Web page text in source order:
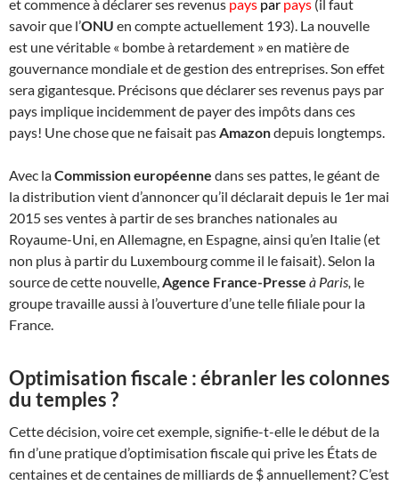
et commence à déclarer ses revenus pays par pays (il faut
savoir que l’ONU en compte actuellement 193). La nouvelle
est une véritable « bombe à retardement » en matière de
gouvernance mondiale et de gestion des entreprises. Son effet
sera gigantesque. Précisons que déclarer ses revenus pays par
pays implique incidemment de payer des impôts dans ces
pays! Une chose que ne faisait pasAmazondepuis longtemps.
Avec laCommission européenne dans ses pattes, le géant de
la distribution vient d’annoncer qu’il déclarait depuis le 1er mai
2015 ses ventes à partir de ses branches nationales au
Royaume-Uni, en Allemagne, en Espagne, ainsi qu’en Italie (et
non plus à partir du Luxembourg comme il le faisait). Selon la
source de cette nouvelle,Agence France-Presse à Paris, le
groupe travaille aussi à l’ouverture d’une telle filiale pour la
France.
Optimisation fiscale : ébranler les colonnes
du temples ?
Cette décision, voire cet exemple, signifie-t-elle le début de la
fin d’une pratique d’optimisation fiscale qui prive les États de
centaines et de centaines de milliards de $ annuellement? C’est